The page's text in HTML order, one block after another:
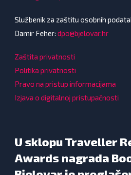
Službenik za zaštitu osobnih
Damir Feher: dpo@bjelovar.hr
Zaštita privatnosti
Politika privatnosti
Pravo na pristup informacijama
Izjava o digitalnoj pristupačnosti
U sklopu Traveller
Awards nagrada